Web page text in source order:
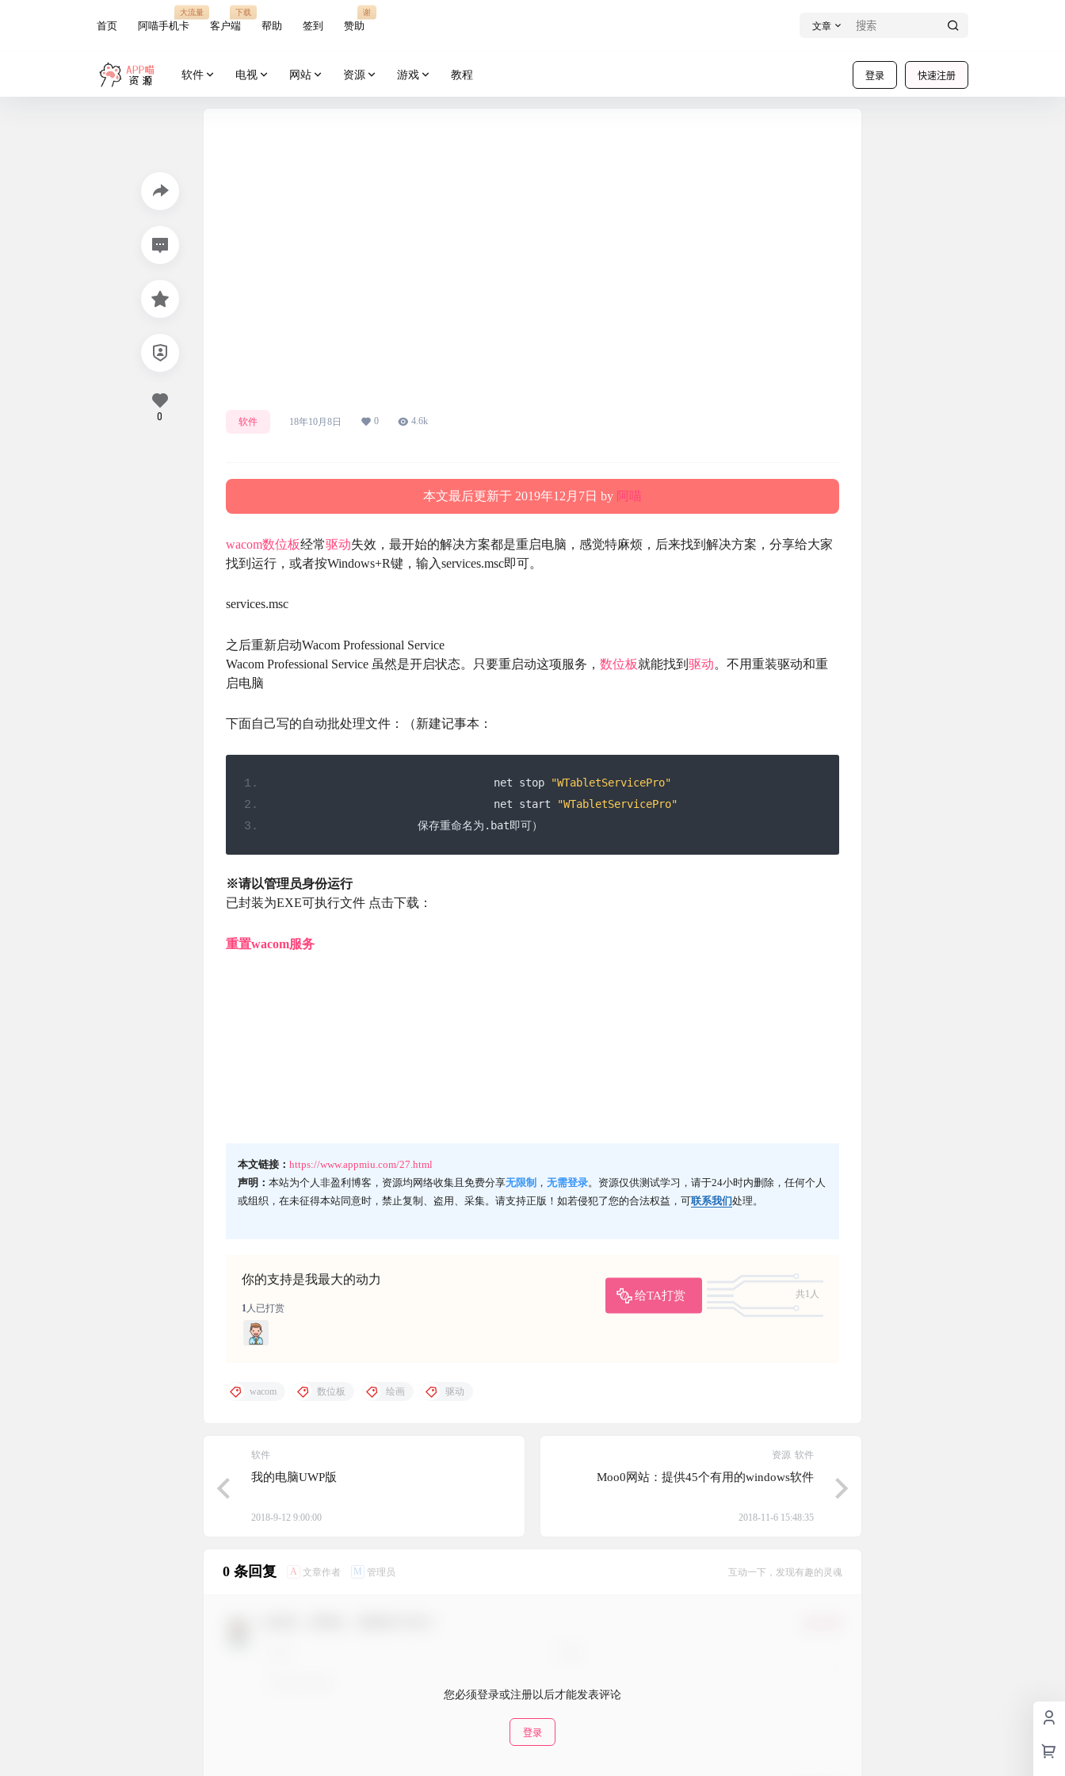
首页 阿喵手机卡
大流量
客户端
下载
帮助 签到 赞助
谢
文章
登录 快速注册
软件 电视 网站 资源 游戏 教程
软件 18年10月8日 0 4.6k
本文最后更新于 2019年12月7日 by 阿喵
wacom数位板经常驱动失效，最开始的解决方案都是重启电脑，感觉特麻烦，后来找到解决方案，分享给大家
找到运行，或者按Windows+R键，输入services.msc即可。
services.msc
之后重新启动Wacom Professional Service
Wacom Professional Service 虽然是开启状态。只要重启动这项服务， 数位板就能找到 驱动。不用重装驱动和重
启电脑
下面自己写的自动批处理文件：（新建记事本：
                                   net stop
"WTabletServicePro"
                                   net start
"WTabletServicePro"
保存重命名为. bat即可）
※请以管理员身份运行
已封装为EXE可执行文件 点击下载：
重置wacom服务
本文链接： https://www.appmiu.com/27.html
声明： 本站为个人非盈利博客，资源均网络收集且免费分享无限制 ， 无需登录。资源仅供测试学习，请于24小时内删除，任何个人
或组织，在未征得本站同意时，禁止复制、盗用、采集。请支持正版！如若侵犯了您的合法权益，可联系我们处理。
你的支持是我最大的动力
给TA打赏
共1人
1人已打赏
0
wacom 数位板 绘画 驱动
软件
我的电脑UWP版
2018-9-12 9:00:00
资源 软件
Moo0网站：提供45个有用的windows软件
2018-11-6 15:48:35
0 条回复 A 文章作者 M 管理员 互动一下，发现有趣的灵魂
您必须登录或注册以后才能发表评论
登录